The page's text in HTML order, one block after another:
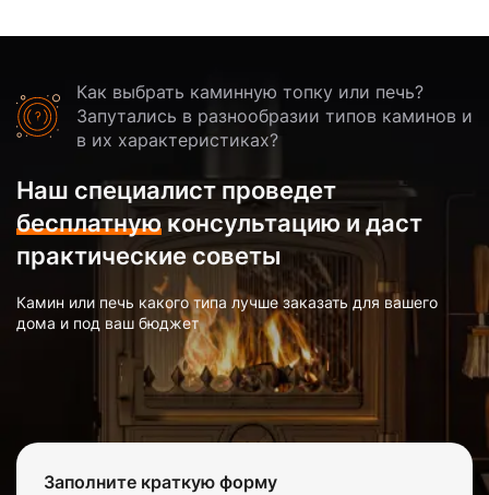
Как выбрать каминную топку или печь?
Запутались в разнообразии типов каминов и
в их характеристиках?
Наш специалист проведет
бесплатную консультацию и даст
практические советы
Камин или печь какого типа лучше заказать для вашего
дома и под ваш бюджет
Заполните краткую форму